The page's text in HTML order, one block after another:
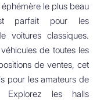
le plus beau
parfait pour les
voitures classiques.
de toutes les
de ventes, cet
pour les amateurs de
Explorez les halls